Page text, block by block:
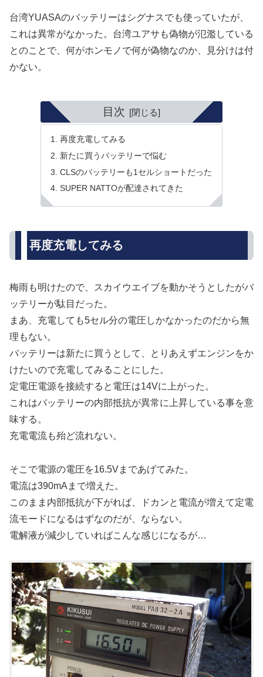
台湾YUASAのバッテリーはシグナスでも使っていたが、
これは異常がなかった。台湾ユアサも偽物が氾濫している
とのことで、何がホンモノで何が偽物なのか、見分けは付
かない。
目次
再度充電してみる
新たに買うバッテリーで悩む
CLSのバッテリーも1セルショートだった
SUPER NATTOが配達されてきた
再度充電してみる
梅雨も明けたので、スカイウエイブを動かそうとしたがバ
ッテリーが駄目だった。
まあ、充電しても5セル分の電圧しかなかったのだから無
理もない。
バッテリーは新たに買うとして、とりあえずエンジンをか
けたいので充電してみることにした。
定電圧電源を接続すると電圧は14Vに上がった。
これはバッテリーの内部抵抗が異常に上昇している事を意
味する。
充電電流も殆ど流れない。
そこで電源の電圧を16.5Vまであげてみた。
電流は390mAまで増えた。
このまま内部抵抗が下がれば、ドカンと電流が増えて定電
流モードになるはずなのだが、ならない。
電解液が減少していればこんな感じになるが…